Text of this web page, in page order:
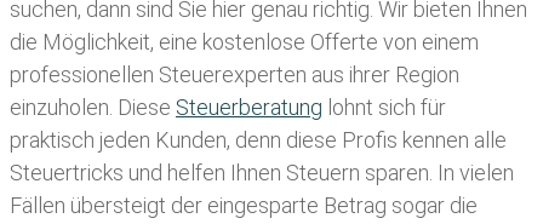
suchen, dann sind Sie hier genau richtig. Wir bieten Ihnen
die Möglichkeit, eine kostenlose Offerte von einem
professionellen Steuerexperten aus ihrer Region
einzuholen. Diese Steuerberatung lohnt sich für
praktisch jeden Kunden, denn diese Profis kennen alle
Steuertricks und helfen Ihnen Steuern sparen. In vielen
Fällen übersteigt der eingesparte Betrag sogar die